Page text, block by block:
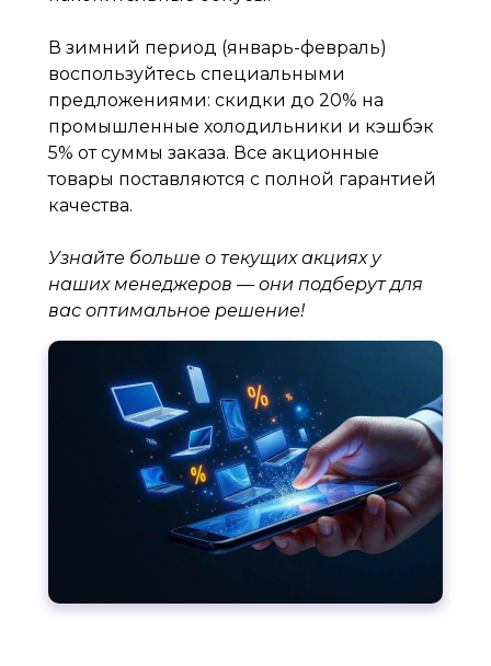
В зимний период (январь-февраль)
воспользуйтесь специальными
предложениями: скидки до 20% на
промышленные холодильники и кэшбэк
5% от суммы заказа. Все акционные
товары поставляются с полной гарантией
качества.
Узнайте больше о текущих акциях у
наших менеджеров — они подберут для
вас оптимальное решение!